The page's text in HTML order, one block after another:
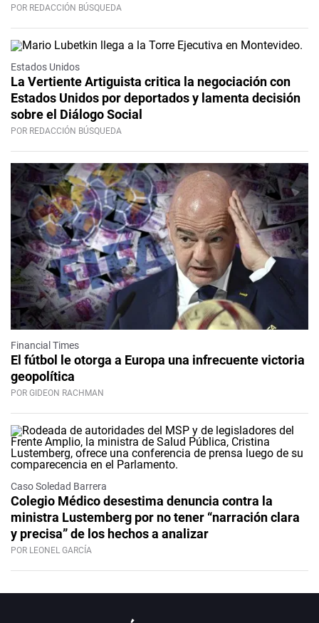
POR REDACCIÓN BÚSQUEDA
Estados Unidos
La Vertiente Artiguista critica la negociación con
Estados Unidos por deportados y lamenta decisión
sobre el Diálogo Social
POR REDACCIÓN BÚSQUEDA
Financial Times
El fútbol le otorga a Europa una infrecuente victoria
geopolítica
POR GIDEON RACHMAN
Caso Soledad Barrera
Colegio Médico desestima denuncia contra la
ministra Lustemberg por no tener “narración clara
y precisa” de los hechos a analizar
POR LEONEL GARCÍA